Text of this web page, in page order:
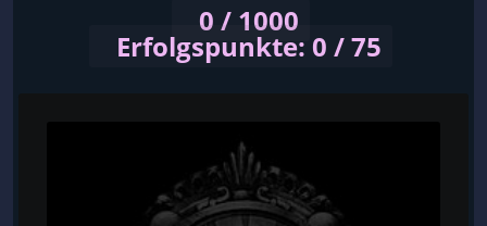
0 / 1000
Erfolgspunkte: 0 / 75